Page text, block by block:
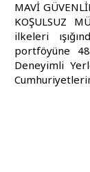
MAVİ
KOŞULSUZ
ilkeleri
portföyüne
Deneyimli